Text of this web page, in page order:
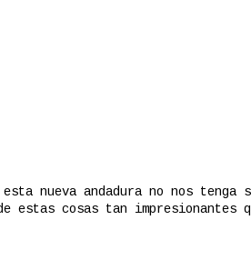
nueva andadura no nos tenga
cosas tan impresionantes